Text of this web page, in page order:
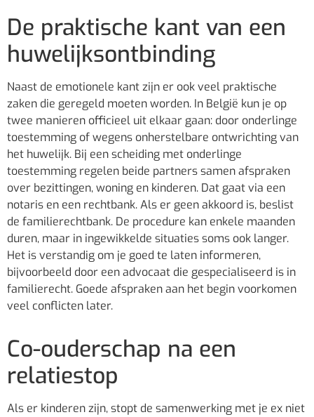
De praktische kant van een
huwelijksontbinding
Naast de emotionele kant zijn er ook veel praktische
zaken die geregeld moeten worden. In België kun je op
twee manieren officieel uit elkaar gaan: door onderlinge
toestemming of wegens onherstelbare ontwrichting van
het huwelijk. Bij een scheiding met onderlinge
toestemming regelen beide partners samen afspraken
over bezittingen, woning en kinderen. Dat gaat via een
notaris en een rechtbank. Als er geen akkoord is, beslist
de familierechtbank. De procedure kan enkele maanden
duren, maar in ingewikkelde situaties soms ook langer.
Het is verstandig om je goed te laten informeren,
bijvoorbeeld door een advocaat die gespecialiseerd is in
familierecht. Goede afspraken aan het begin voorkomen
veel conflicten later.
Co-ouderschap na een
relatiestop
Als er kinderen zijn, stopt de samenwerking met je ex niet